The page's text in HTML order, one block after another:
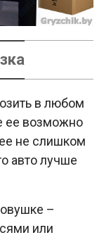
в любом
ее возможно
не слишком
авто лучше
–
или